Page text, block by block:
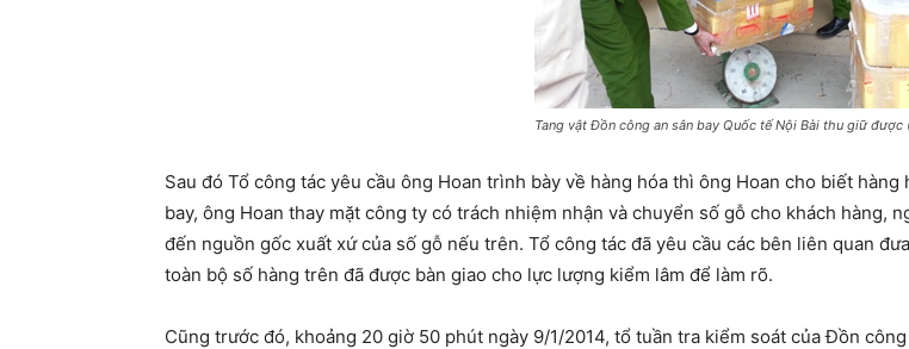
Tang vật Đồn công an sân bay Quốc tế Nội Bài thu giữ được
Sau đó Tổ công tác yêu cầu ông Hoan trình bày về hàng hóa thì ông Hoan cho biết
bay, ông Hoan thay mặt công ty có trách nhiệm nhận và chuyển số gỗ cho khách hàng,
đến nguồn gốc xuất xứ của số gỗ nếu trên. Tổ công tác đã yêu cầu các bên liên quan
toàn bộ số hàng trên đã được bàn giao cho lực lượng kiểm lâm để làm rõ.
Cũng trước đó, khoảng 20 giờ 50 phút ngày 9/1/2014, tổ tuần tra kiểm soát của Đồn